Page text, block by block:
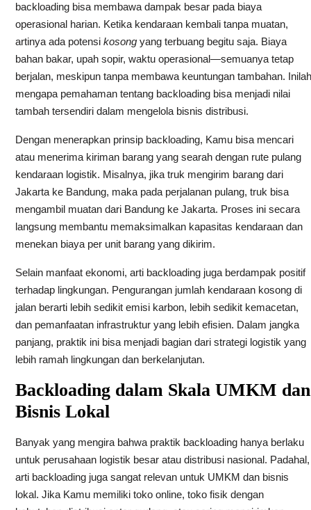
backloading bisa membawa dampak besar pada biaya
operasional harian. Ketika kendaraan kembali tanpa muatan,
artinya ada potensi kosongyang terbuang begitu saja. Biaya
bahan bakar, upah sopir, waktu operasional—semuanya tetap
berjalan, meskipun tanpa membawa keuntungan tambahan. Inilah
mengapa pemahaman tentang backloading bisa menjadi nilai
tambah tersendiri dalam mengelola bisnis distribusi.
Dengan menerapkan prinsip backloading, Kamu bisa mencari
atau menerima kiriman barang yang searah dengan rute pulang
kendaraan logistik. Misalnya, jika truk mengirim barang dari
Jakarta ke Bandung, maka pada perjalanan pulang, truk bisa
mengambil muatan dari Bandung ke Jakarta. Proses ini secara
langsung membantu memaksimalkan kapasitas kendaraan dan
menekan biaya per unit barang yang dikirim.
Selain manfaat ekonomi, arti backloading juga berdampak positif
terhadap lingkungan. Pengurangan jumlah kendaraan kosong di
jalan berarti lebih sedikit emisi karbon, lebih sedikit kemacetan,
dan pemanfaatan infrastruktur yang lebih efisien. Dalam jangka
panjang, praktik ini bisa menjadi bagian dari strategi logistik yang
lebih ramah lingkungan dan berkelanjutan.
Backloading dalam Skala UMKM dan
Bisnis Lokal
Banyak yang mengira bahwa praktik backloading hanya berlaku
untuk perusahaan logistik besar atau distribusi nasional. Padahal,
arti backloading juga sangat relevan untuk UMKM dan bisnis
lokal. Jika Kamu memiliki toko online, toko fisik dengan